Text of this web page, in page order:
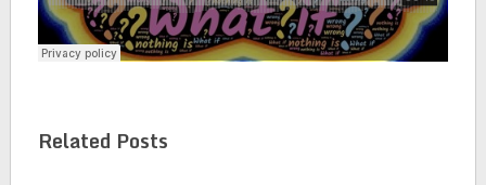
Related Posts